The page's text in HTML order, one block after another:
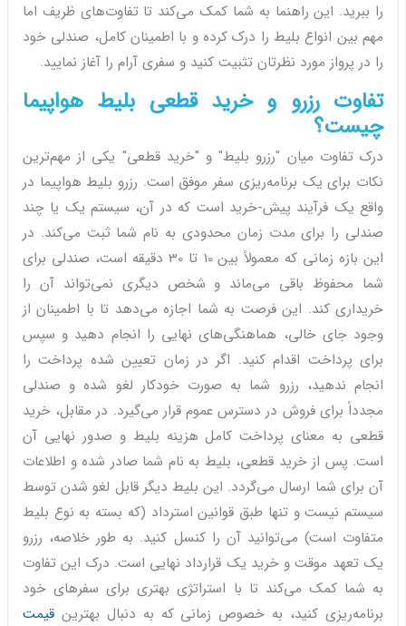
را ببرید. این راهنما به شما کمک می‌کند تا تفاوت‌های ظریف اما
مهم بین انواع بلیط را درک کرده و با اطمینان کامل، صندلی خود
را در پرواز مورد نظرتان تثبیت کنید و سفری آرام را آغاز نمایید.
تفاوت رزرو و خرید قطعی بلیط هواپیما
چیست؟
درک تفاوت میان "رزرو بلیط" و "خرید قطعی" یکی از مهم‌ترین
نکات برای یک برنامه‌ریزی سفر موفق است. رزرو بلیط هواپیما در
واقع یک فرآیند پیش-خرید است که در آن، سیستم یک یا چند
صندلی را برای مدت زمان محدودی به نام شما ثبت می‌کند. در
این بازه زمانی که معمولاً بین 10 تا 30 دقیقه است، صندلی برای
شما محفوظ باقی می‌ماند و شخص دیگری نمی‌تواند آن را
خریداری کند. این فرصت به شما اجازه می‌دهد تا با اطمینان از
وجود جای خالی، هماهنگی‌های نهایی را انجام دهید و سپس
برای پرداخت اقدام کنید. اگر در زمان تعیین شده پرداخت را
انجام ندهید، رزرو شما به صورت خودکار لغو شده و صندلی
مجدداً برای فروش در دسترس عموم قرار می‌گیرد. در مقابل، خرید
قطعی به معنای پرداخت کامل هزینه بلیط و صدور نهایی آن
است. پس از خرید قطعی، بلیط به نام شما صادر شده و اطلاعات
آن برای شما ارسال می‌گردد. این بلیط دیگر قابل لغو شدن توسط
سیستم نیست و تنها طبق قوانین استرداد (که بسته به نوع بلیط
متفاوت است) می‌توانید آن را کنسل کنید. به طور خلاصه، رزرو
یک تعهد موقت و خرید یک قرارداد نهایی است. درک این تفاوت
به شما کمک می‌کند تا با استراتژی بهتری برای سفرهای خود
برنامه‌ریزی کنید، به خصوص زمانی که به دنبال بهترین قیمت